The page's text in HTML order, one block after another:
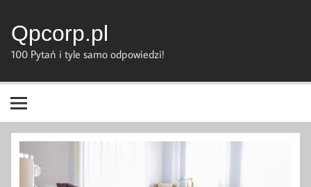
content
Qpcorp.pl
100 Pytań i tyle samo odpowiedzi!